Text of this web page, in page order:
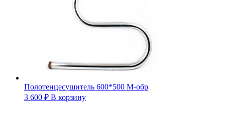
Полотенцесушитель 600*500 М-обр
3 600 ₽ В корзину